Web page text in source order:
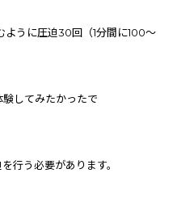
ように圧迫30回（1分間に100～
してみたかったで
行う必要があります。